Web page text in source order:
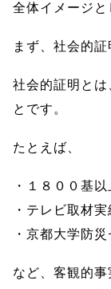
全体イメージと
まず、社会的証
社会的証明とは
とです。
たとえば、
・１８００基
・テレビ取材実
・京都大学防
など、客観的